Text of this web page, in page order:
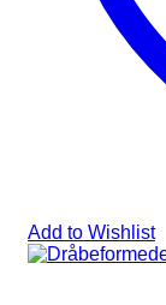
Add to Wishlist